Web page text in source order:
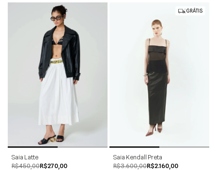
Saia Latte
R$270,00
R$450,00
40 42
GRÁTIS
Saia Kendall Preta
R$2.160,00
R$3.600,00
38 40